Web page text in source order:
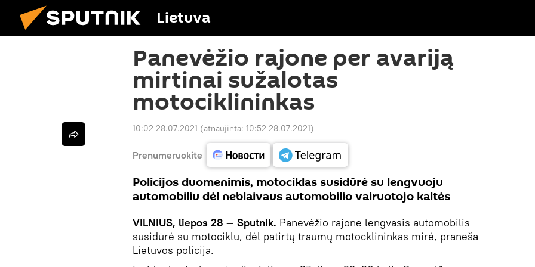
Lietuva
Panevėžio rajone per avariją
mirtinai sužalotas
motociklininkas
10:02 28.07.2021 (atnaujinta: 10:52 28.07.2021)
Prenumeruokite
Policijos duomenimis, motociklas susidūrė su lengvuoju
automobiliu dėl neblaivaus automobilio vairuotojo kaltės
VILNIUS, liepos 28 — Sputnik. Panevėžio rajone lengvasis automobilis
susidūrė su motociklu, dėl patirtų traumų motocklininkas mirė, praneša
Lietuvos policija.